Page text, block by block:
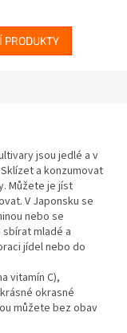
PRODUKTY
jsou jedlé a v
a konzumovat
Můžete je jíst
V Japonsku se
nebo se
mladé a
jídel nebo do
vitamín C),
okrasné
můžete bez obav